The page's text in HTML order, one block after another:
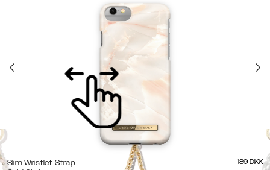
Slim Wristlet Strap 189 DKK